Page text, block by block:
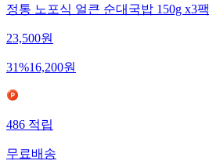
정통 노포식 얼큰 순대국밥 150g x3팩
23,500원
31%16,200원
486 적립
무료배송